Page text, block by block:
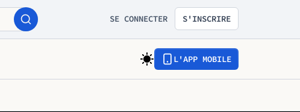
SE CONNECTER S'INSCRIRE
L'APP MOBILE